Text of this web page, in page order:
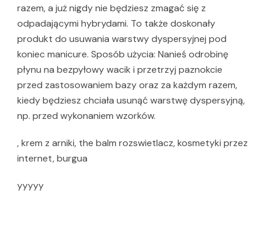
razem, a już nigdy nie będziesz zmagać się z
odpadającymi hybrydami. To także doskonały
produkt do usuwania warstwy dyspersyjnej pod
koniec manicure. Sposób użycia: Nanieś odrobinę
płynu na bezpyłowy wacik i przetrzyj paznokcie
przed zastosowaniem bazy oraz za każdym razem,
kiedy będziesz chciała usunąć warstwę dyspersyjną,
np. przed wykonaniem wzorków.
, krem z arniki, the balm rozswietlacz, kosmetyki przez
internet, burgua
yyyyy